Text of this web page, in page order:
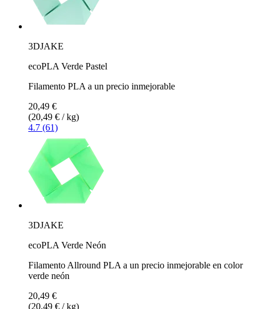
3DJAKE
ecoPLA Verde Pastel
Filamento PLA a un precio inmejorable
20,49 €
(20,49 € / kg)
4.7 (61)
3DJAKE
ecoPLA Verde Neón
Filamento Allround PLA a un precio inmejorable en color
verde neón
20,49 €
(20,49 € / kg)